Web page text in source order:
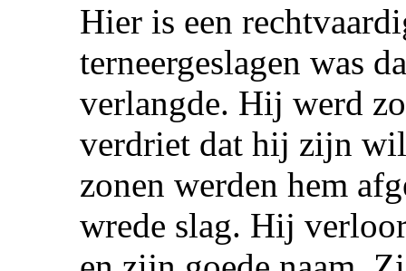
Hier is een
terneergeslagen was
verlangde. Hij werd
verdriet dat hij zijn
zonen werden hem
wrede slag. Hij